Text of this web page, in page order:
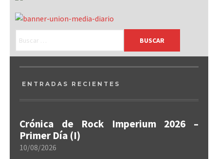
ENTRADAS RECIENTES
Crónica de Rock Imperium 2026 –
Primer Día (I)
10/08/2026